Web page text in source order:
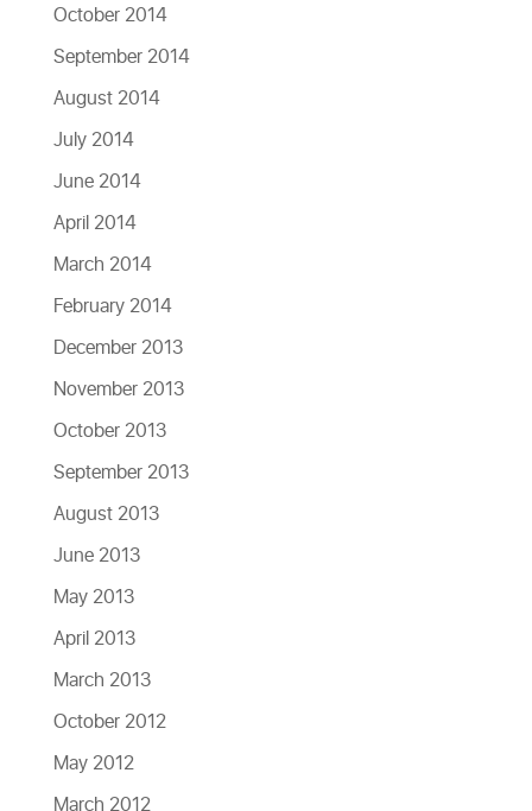
October 2014
September 2014
August 2014
July 2014
June 2014
April 2014
March 2014
February 2014
December 2013
November 2013
October 2013
September 2013
August 2013
June 2013
May 2013
April 2013
March 2013
October 2012
May 2012
March 2012